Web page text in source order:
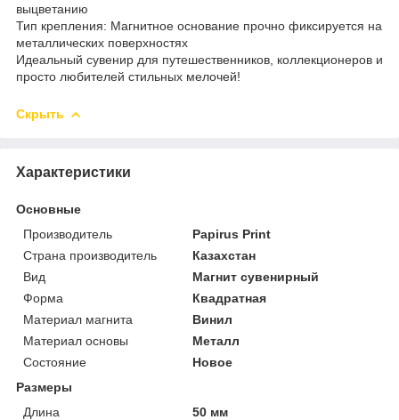
выцветанию
Тип крепления: Магнитное основание прочно фиксируется на
металлических поверхностях
Идеальный сувенир для путешественников, коллекционеров и
просто любителей стильных мелочей!
Скрыть
Характеристики
Основные
Производитель
Papirus Print
Страна производитель
Казахстан
Вид
Магнит сувенирный
Форма
Квадратная
Материал магнита
Винил
Материал основы
Металл
Состояние
Новое
Размеры
Длина
50 мм